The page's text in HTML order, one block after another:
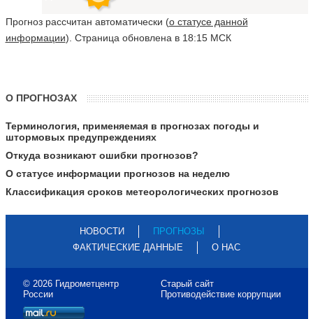
Прогноз рассчитан автоматически (о статусе данной
информации). Страница обновлена в 18:15 МСК
О ПРОГНОЗАХ
Терминология, применяемая в прогнозах погоды и
штормовых предупреждениях
Откуда возникают ошибки прогнозов?
О статусе информации прогнозов на неделю
Классификация сроков метеорологических прогнозов
НОВОСТИ
ПРОГНОЗЫ
ФАКТИЧЕСКИЕ ДАННЫЕ
О НАС
© 2026 Гидрометцентр
России
Старый сайт
Противодействие коррупции